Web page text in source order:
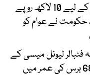
بیرون ملک جانے کے لیے 10 لاکھ روپے
نے عوام کو
فٹبالر لیونل میسی کے
والد جارج میسی 68 برس کی عمر میں